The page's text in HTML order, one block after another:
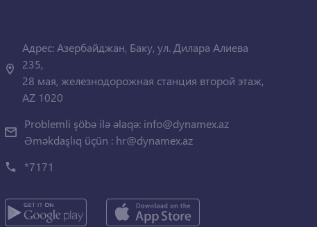
Адрес: Азербайджан, Баку, ул. Дилара Алиева
235,
28 мая, железнодорожная станция второй этаж,
AZ 1020
Problemli şöbə ilə əlaqə: info@dynamex.az
Əməkdaşlıq üçün : hr@dynamex.az
*7171